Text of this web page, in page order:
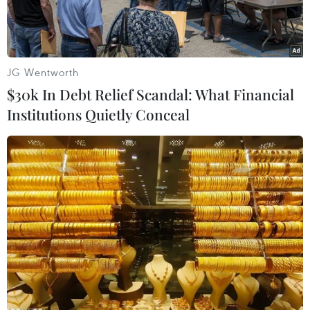
Người dân sống trên Thượng Thành hạ giải những ngôi nhà
tạm bợ để đến nơi ở mới, trả lại mặt bằng cho di tích. (Ảnh: Đỗ
Trưởng/TTXVN)
Nhiều hộ dân sinh sống hàng chục năm trên
khu vực Thượng Thành thuộc hệ thống Kinh
JG Wentworth
$30k In Debt Relief Scandal: What Financial
Institutions Quietly Conceal